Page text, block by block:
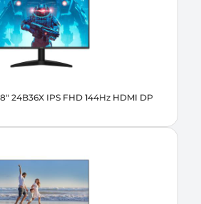
24B36X IPS FHD 144Hz HDMI DP